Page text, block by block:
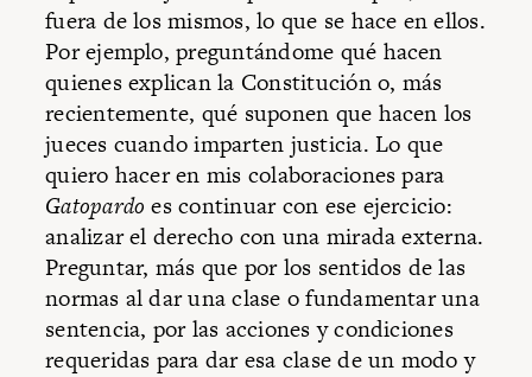
fuera de los mismos, lo que se hace en ellos.
Por ejemplo, preguntándome qué hacen
quienes explican la Constitución o, más
recientemente, qué suponen que hacen los
jueces cuando imparten justicia. Lo que
quiero hacer en mis colaboraciones para
Gatopardo es continuar con ese ejercicio:
analizar el derecho con una mirada externa.
Preguntar, más que por los sentidos de las
normas al dar una clase o fundamentar una
sentencia, por las acciones y condiciones
requeridas para dar esa clase de un modo y